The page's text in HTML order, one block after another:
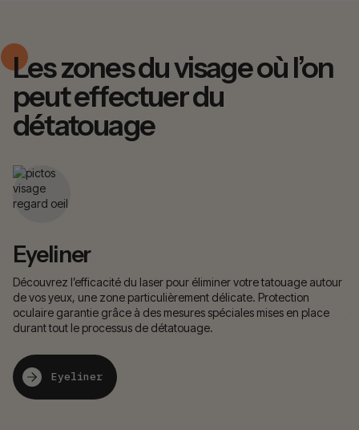
Les zones du visage où l’on
peut effectuer du
détatouage
Eyeliner
Découvrez l’efficacité du laser pour éliminer votre tatouage autour
de vos yeux, une zone particulièrement délicate. Protection
oculaire garantie grâce à des mesures spéciales mises en place
durant tout le processus de détatouage.
Eyeliner